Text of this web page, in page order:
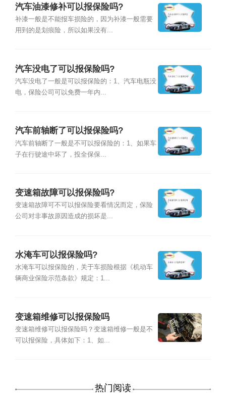
汽车油漆修补可以报保险吗?
补漆一般是不能报车损险的，因为补漆一般需要
用到的是划痕险，所以如果没有...
汽车没电了可以报保险吗?
汽车没电了一般是可以报保险的：1、汽车电瓶没
电，保险公司可以免费一年内...
汽车前轴断了可以报保险吗?
汽车前轴断了一般是不可以报保险的：1、如果车
子在行驶途中坏了，投全保保...
变速箱故障可以报保险吗?
变速箱故障可不可以报保险要看情况而定，保险
公司对非事故原因造成的损坏是...
水淹车可以报保险吗?
水淹车可以报保险的，关于车损险根据《机动车
辆商业保险示范条款》规定：1...
变速箱维修可以报保险吗
变速箱维修可以报保险吗？变速箱维修一般是不
可以报保险，具体如下：1、如...
热门阅读